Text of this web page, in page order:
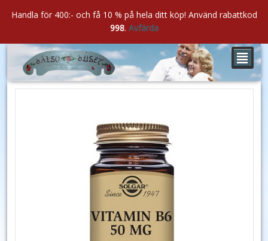
²
Handla för 400:- och få 10 % på hela ditt köp! Använd rabattkod
998. Avfärda